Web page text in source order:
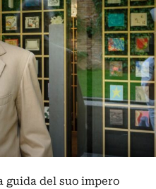
guida del suo impero